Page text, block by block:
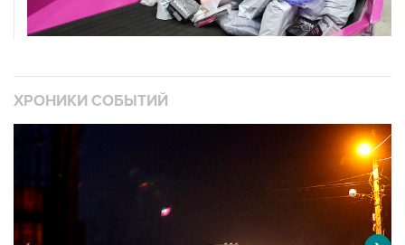
ХРОНИКИ СОБЫТИЙ